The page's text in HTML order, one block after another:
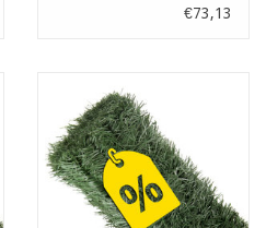
€73,13